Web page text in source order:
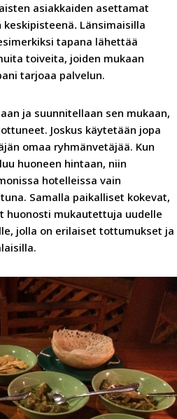
asiakkaiden asettamat
. Länsimaisilla
tapana lähettää
toiveita, joiden mukaan
tarjoaa palvelun.
ja suunnitellaan sen mukaan,
Joskus käytetään jopa
omaa ryhmänvetäjää. Kun
huoneen hintaan, niin
hotelleissa vain
Samalla paikalliset kokevat,
huonosti mukautettuja uudelle
jolla on erilaiset tottumukset ja